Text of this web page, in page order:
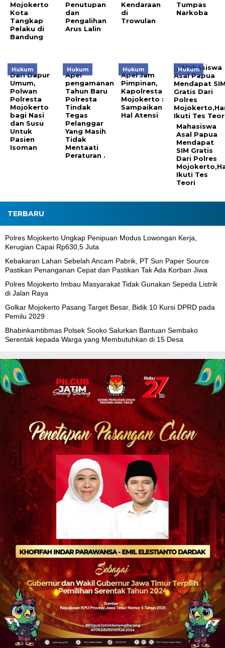
Mojokerto
Kota
Tangkap
Pelaku di
Bandung
Penutupan
dan
Pengalihan
Arus Lalin
Kendaraan
di
Trowulan
Tumpas
Narkoba
Hukum
Dari Dapur
Umum,
Polwan
Polresta
Mojokerto
bagi Nasi
dan Susu
Untuk
Pasien
Isoman
Hukum
Apel
pengamanan
Tahun Baru
Polresta
Tindak
Tegas
Pelanggar
Yang Masih
Tidak
Mentaati
Peraturan .
Hukum
Apel Jam
Pimpinan,
Kapolresta
Mojokerto :
Sampaikan
Hal Atensi
Hukum
Mahasiswa
Asal Papua
Mendapat
SIM Gratis
Dari Polres
Ikuti Tes
Teori
TERBARU
Polres Mojokerto Ungkap Penipuan Modus Lowongan Kerja,
Kerugian Capai Rp630,5 Juta
Kebakaran Lahan Sebelah Ancam Pabrik, PT Sun Paper Source
Pastikan Penanganan Cepat dan Pastikan Tak Ada Korban Jiwa
Polres Mojokerto Imbau Masyarakat Tidak Gunakan Sepeda Listrik
di Jalan Raya
Golkar Mojokerto Pasang Target Besar, Bidik 10 Kursi DPRD pada
Pemilu 2029
Bhabinkamtibmas Polsek Sooko Salurkan Bantuan Sembako
Serentak kepada Warga yang Membutuhkan di 15 Desa